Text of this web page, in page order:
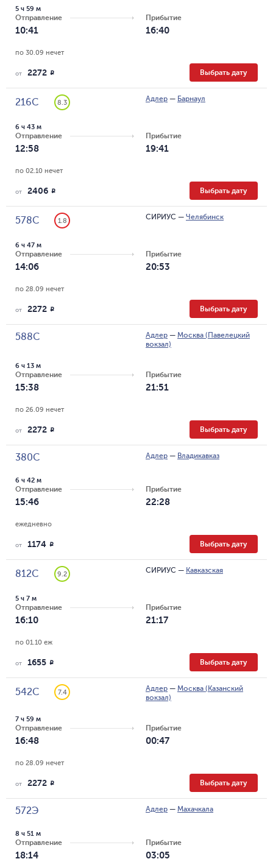
Отправление
10:41
5 ч 59 м
Прибытие
16:40
по 30.09 нечет
от 2272 R Выбрать дату
216С 8.3 Адлер — Барнаул
Отправление
12:58
6 ч 43 м
Прибытие
19:41
по 02.10 нечет
от 2406 R Выбрать дату
578С 1.8 СИРИУС — Челябинск
Отправление
14:06
6 ч 47 м
Прибытие
20:53
по 28.09 нечет
от 2272 R Выбрать дату
588С Адлер — Москва (Павелецкий
вокзал)
Отправление
15:38
6 ч 13 м
Прибытие
21:51
по 26.09 нечет
от 2272 R Выбрать дату
380С Адлер — Владикавказ
Отправление
15:46
6 ч 42 м
Прибытие
22:28
ежедневно
от 1174 R Выбрать дату
812С 9.2 СИРИУС — Кавказская
Отправление
16:10
5 ч 7 м
Прибытие
21:17
по 01.10 еж
от 1655 R Выбрать дату
542С 7.4 Адлер — Москва (Казанский
вокзал)
Отправление
16:48
7 ч 59 м
Прибытие
00:47
по 28.09 нечет
от 2272 R Выбрать дату
572Э Адлер — Махачкала
Отправление
18:14
8 ч 51 м
Прибытие
03:05